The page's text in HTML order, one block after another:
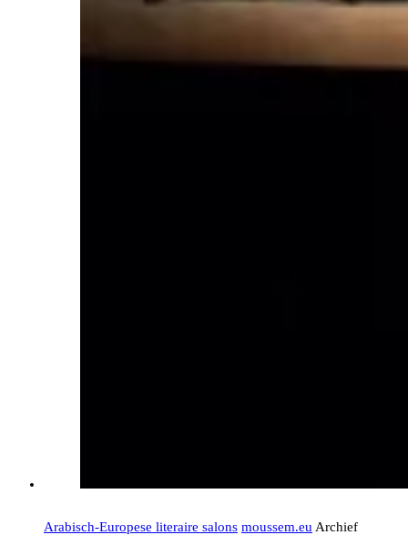
Arabisch-Europese literaire salons moussem.eu Archief